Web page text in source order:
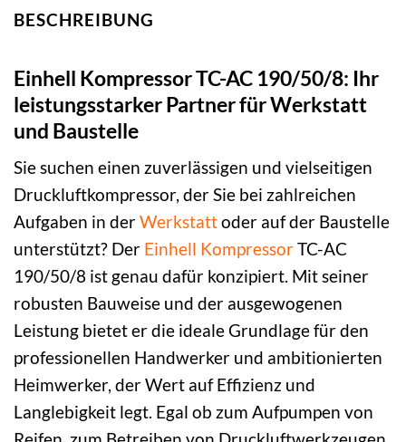
BESCHREIBUNG
Einhell Kompressor TC-AC 190/50/8: Ihr
leistungsstarker Partner für Werkstatt
und Baustelle
Sie suchen einen zuverlässigen und vielseitigen
Druckluftkompressor, der Sie bei zahlreichen
Aufgaben in derWerkstattoder auf der Baustelle
unterstützt? Der Einhell KompressorTC-AC
190/50/8 ist genau dafür konzipiert. Mit seiner
robusten Bauweise und der ausgewogenen
Leistung bietet er die ideale Grundlage für den
professionellen Handwerker und ambitionierten
Heimwerker, der Wert auf Effizienz und
Langlebigkeit legt. Egal ob zum Aufpumpen von